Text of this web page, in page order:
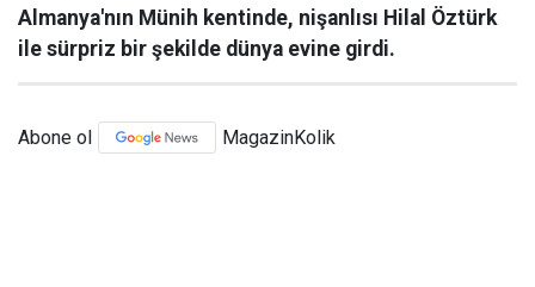
Almanya'nın Münih kentinde, nişanlısı Hilal Öztürk
ile sürpriz bir şekilde dünya evine girdi.
Abone ol MagazinKolik